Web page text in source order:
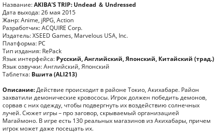
Название:AKIBA'S TRIP: Undead ＆ Undressed
Дата выхода: 26 мая 2015
Жанр: Anime, jRPG, Action
Разработчик: ACQUIRE Corp.
Издатель: XSEED Games, Marvelous USA, Inc.
Платформа: PC
Тип издания: RePack
Язык интерфейса: Русский, Английский, Японский, Китайский (трад.)
Язык озвучки: Английский, Японский
Таблетка: Вшита (ALI213)
Описание:Действие происходит в районе Токио, Акихабаре. Район
захватили демонические кровососы. Игрок должен победить демонов,
сорвав с них одежду, чтобы подвергнуть их воздействию солнечных
лучей. Сюжет игры – про заговор, скрываемый организацией
Магаймоно. В игре есть 130 реальных магазинов из Акихабары, причем
игрок может даже посещать их.